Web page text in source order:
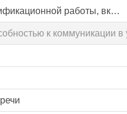
Защита выпускной квалификационной работы, включая подготовку к процедуре защиты и процедуру защиты
к коммуникации